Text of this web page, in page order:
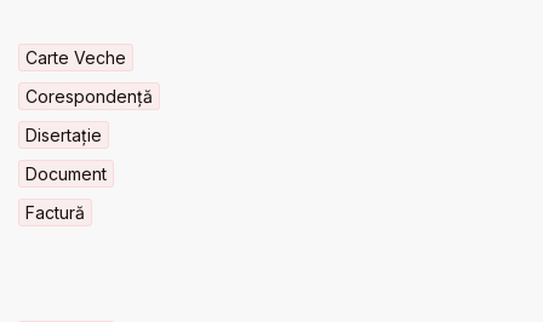
Carte Veche
Corespondență
Disertație
Document
Factură